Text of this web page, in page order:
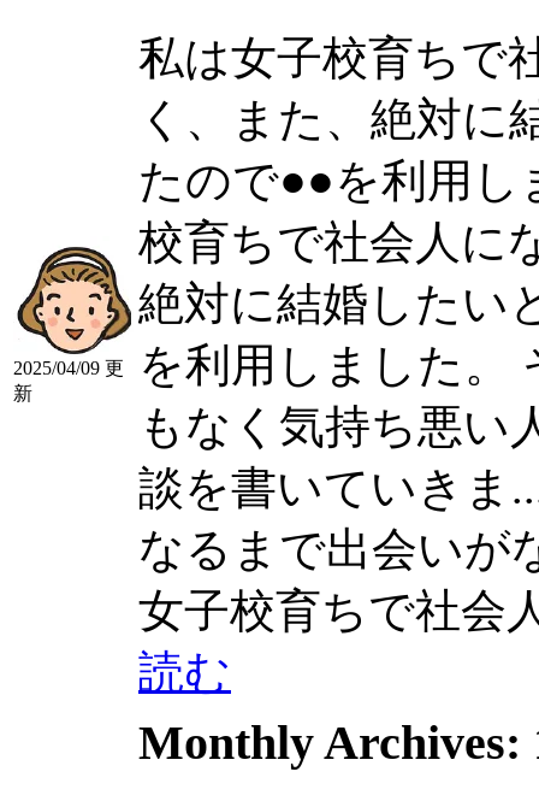
2025/04/09 更
新
私は女子校育ちで
く、また、絶対に
たので●●を利用し
校育ちで社会人に
絶対に結婚したい
を利用しました。
もなく気持ち悪い
談を書いていきま
なるまで出会いが
女子校育ちで社会
読む
Monthly Archives: